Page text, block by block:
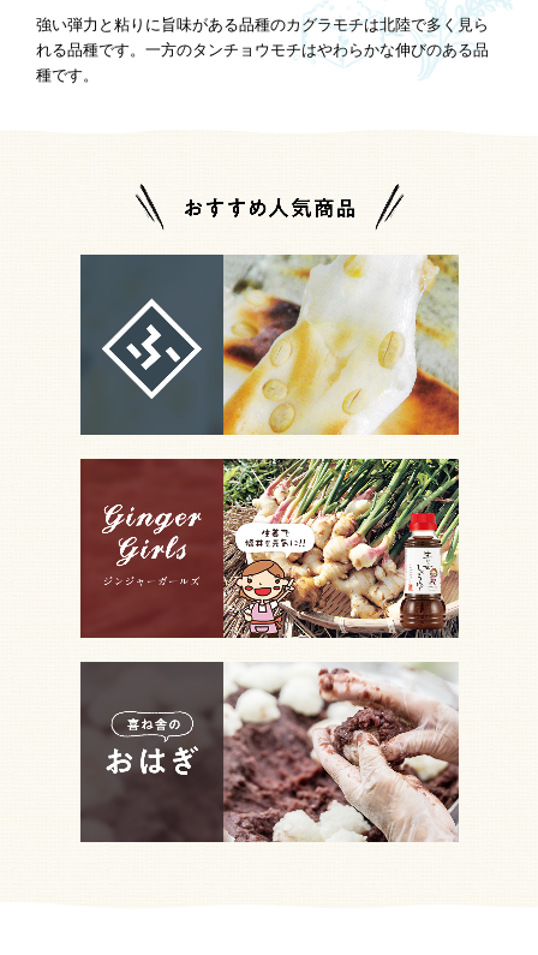
強い弾力と粘りに旨味がある品種のカグラモチは北陸で多く見ら
れる品種です。一方のタンチョウモチはやわらかな伸びのある品
種です。